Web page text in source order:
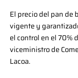
El precio del pan de
vigente y
el control en el 70%
viceministro de
Lacoa.